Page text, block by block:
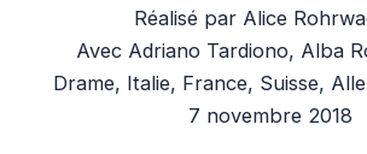
Réalisé par Alice
Avec Adriano Tardiono, Alba
Drame, Italie, France, Suisse,
7 novembre 2018